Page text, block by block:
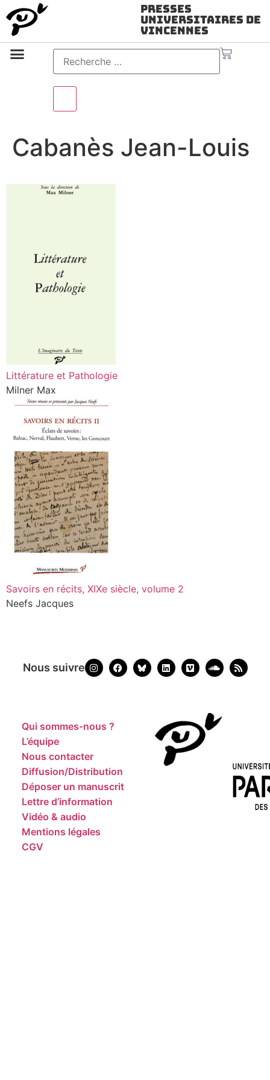
Presses
Universitaires de
Vincennes
Cabanès Jean-Louis
Littérature et Pathologie
Milner Max
Savoirs en récits, XIXe siècle, volume 2
Neefs Jacques
Nous suivre
Qui sommes-nous ?
L’équipe
Nous contacter
Diffusion/Distribution
Déposer un manuscrit
Lettre d’information
Vidéo & audio
Mentions légales
CGV